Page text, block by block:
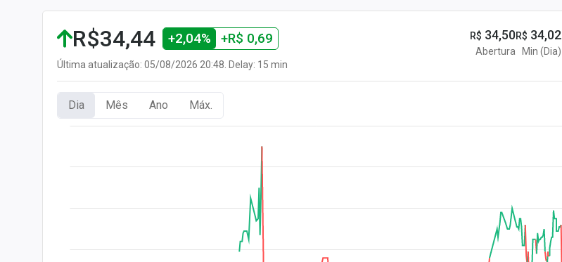
Imobiliários
Central dos IPOs
Renda Fixa
Finanças Pessoais
R$34,44 +2,04% +R$ 0,69 R$ 34,50
Abertura
R$ 34,02
Min (Dia)
Última atualização: 05/08/2026 20:48. Delay: 15 min
Dia Mês Ano Máx.